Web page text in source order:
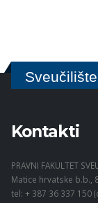
Kontakti
PRAVNI FAKULTET
Matice hrvatske b.b.,
tel: + 387 36 337 150